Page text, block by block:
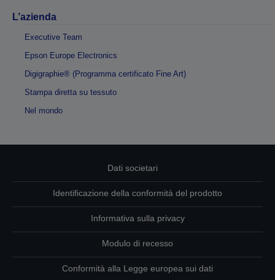
L’azienda
Executive Team
Epson Europe Electronics
Digigraphie® (Programma certificato Fine Art)
Stampa diretta su tessuto
Nel mondo
Dati societari
Identificazione della conformità del prodotto
Informativa sulla privacy
Modulo di recesso
Conformità alla Legge europea sui dati